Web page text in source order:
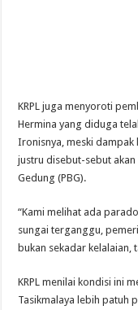
KRPL juga menyoroti
Hermina yang diduga
Ironisnya, meski dampak
justru disebut-sebut
Gedung (PBG).
“Kami melihat ada
sungai terganggu,
bukan sekadar kelalaian,
KRPL menilai kondisi ini
Tasikmalaya lebih patuh